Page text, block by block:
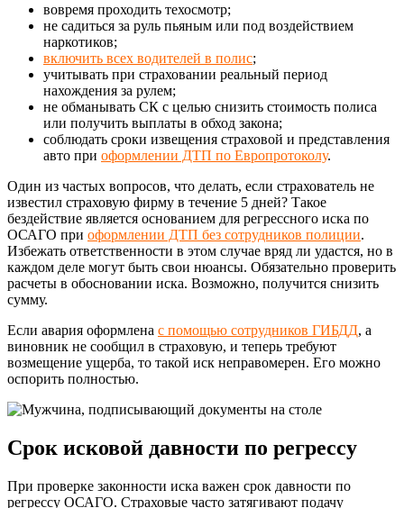
вовремя проходить техосмотр;
не садиться за руль пьяным или под воздействием
наркотиков;
включить всех водителей в полис;
учитывать при страховании реальный период
нахождения за рулем;
не обманывать СК с целью снизить стоимость полиса
или получить выплаты в обход закона;
соблюдать сроки извещения страховой и представления
авто при оформлении ДТП по Европротоколу.
Один из частых вопросов, что делать, если страхователь не
известил страховую фирму в течение 5 дней? Такое
бездействие является основанием для регрессного иска по
ОСАГО при оформлении ДТП без сотрудников полиции.
Избежать ответственности в этом случае вряд ли удастся, но в
каждом деле могут быть свои нюансы. Обязательно проверить
расчеты в обосновании иска. Возможно, получится снизить
сумму.
Если авария оформлена с помощью сотрудников ГИБДД, а
виновник не сообщил в страховую, и теперь требуют
возмещение ущерба, то такой иск неправомерен. Его можно
оспорить полностью.
Срок исковой давности по регрессу
При проверке законности иска важен срок давности по
регрессу ОСАГО. Страховые часто затягивают подачу